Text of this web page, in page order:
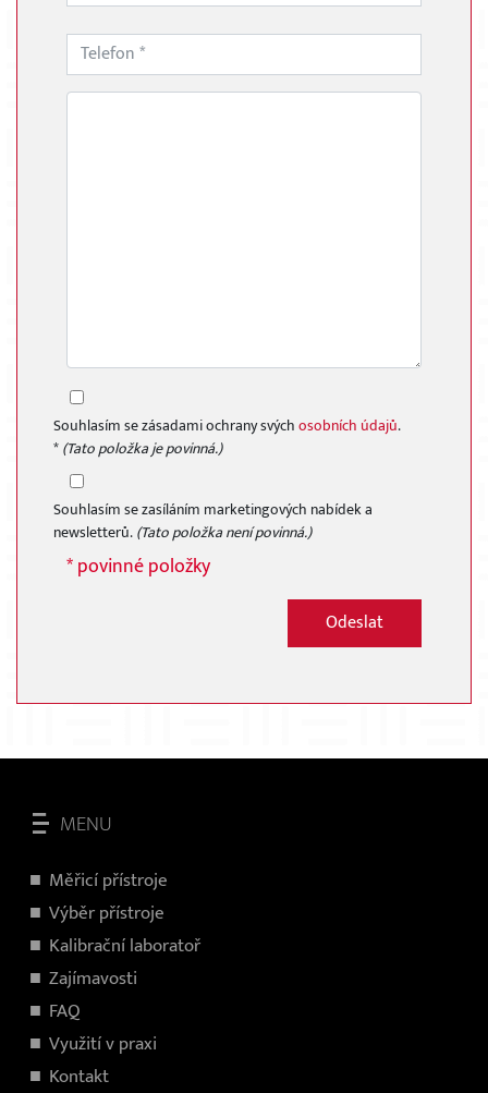
Souhlasím se zásadami ochrany svýchosobních údajů.
*(Tato položka je povinná.)
Souhlasím se zasíláním marketingových nabídek a
newsletterů.(Tato položka není povinná.)
* povinné položky
Odeslat
MENU
Měřicí přístroje
Výběr přístroje
Kalibrační laboratoř
Zajímavosti
FAQ
Využití v praxi
Kontakt